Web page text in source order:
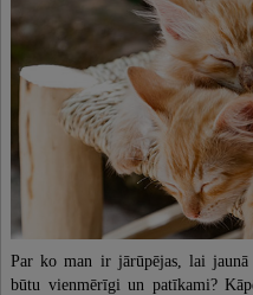
Par ko man ir jārūpējas, lai
būtu vienmērīgi un patīkami?